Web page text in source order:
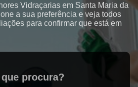
Vidraçarias em Santa Maria da
a sua preferência e veja todos
para confirmar que está em
procura?